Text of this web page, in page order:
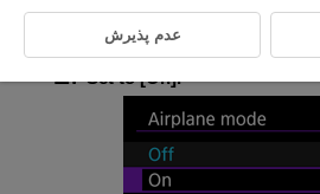
Select [ :
Set to [On].
عدم پذیرش